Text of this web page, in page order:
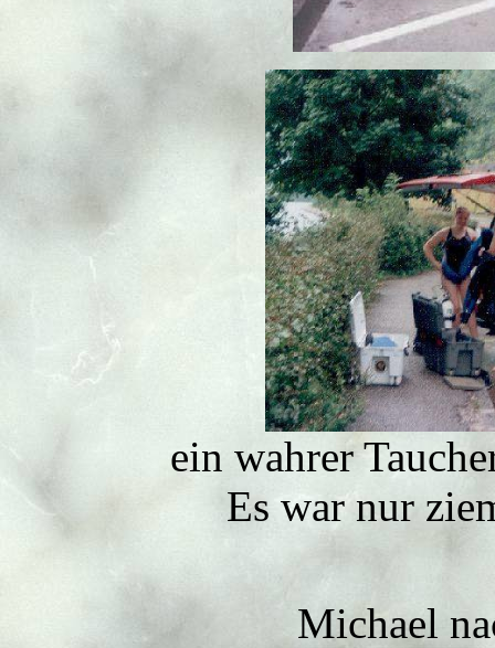
ein wahrer
Es war nur
Michael